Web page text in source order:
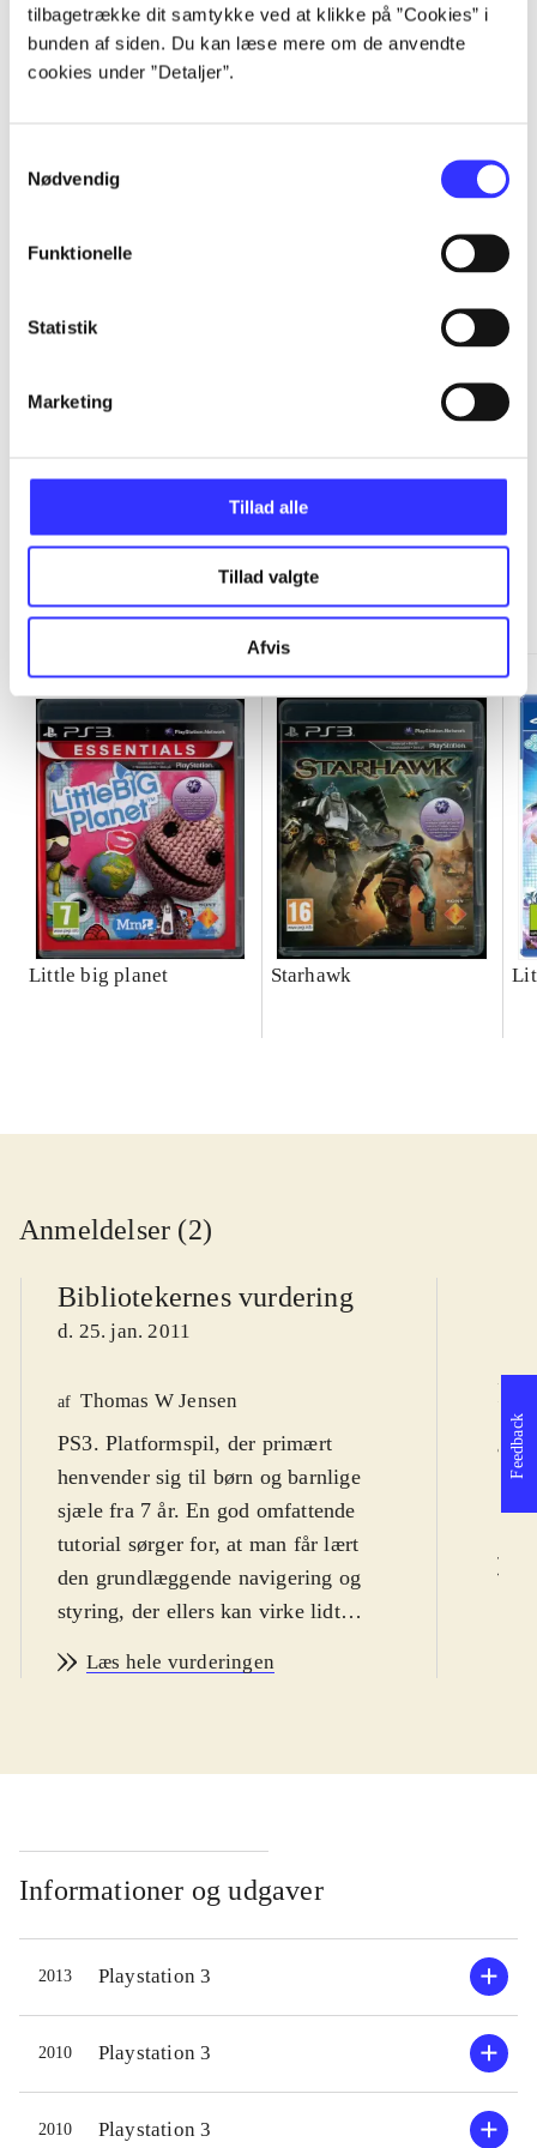
tilbagetrække dit samtykke ved at klikke på ”Cookies” i
bunden af siden. Du kan læse mere om de anvendte
cookies under ”Detaljer”.
Nødvendig
Funktionelle
Statistik
Marketing
Tillad alle
Tillad valgte
Afvis
Alle registrerede artikler fordelt på udgivelser
...
...
...
...
Minder om
Little big planet Starhawk
Anmeldelser (2)
Bibliotekernes vurdering
d. 25. jan. 2011
af Thomas W Jensen
PS3. Platformspil, der primært
henvender sig til børn og barnlige
sjæle fra 7 år. En god omfattende
tutorial sørger for, at man får lært
den grundlæggende navigering og
styring, der ellers kan virke lidt
yngste. Dansk tale i centrale cut-
Little big planet 2 fortsætter, i samme
skal man forcere 50 baner, der alle er
sjove og kunstfærdigt udførte. Hver
bane har deres særkende, fx i form af
våben eller bevægelsesmåde.
Historien i singlespillet er meget
nedtonet. Det altoverskyggende - og
sjoveste - er det enorme online-
Læs hele vurderingen
af
Informationer og udgaver
2013 Playstation 3
2010 Playstation 3
2010 Playstation 3
Feedback